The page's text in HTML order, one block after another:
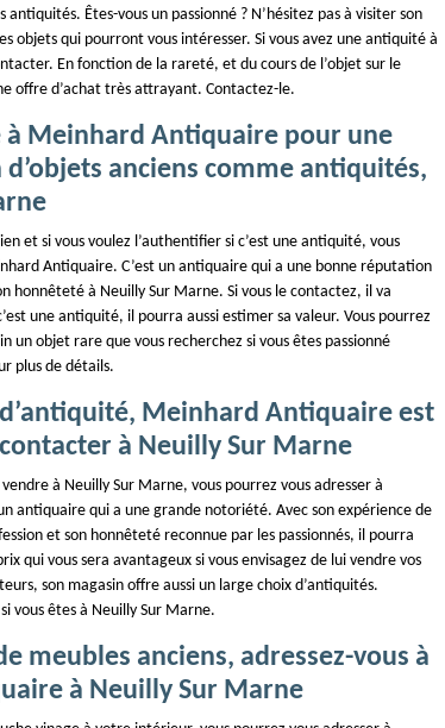
antiquités. Êtes-vous un passionné ? N’hésitez pas à visiter son
objets qui pourront vous intéresser. Si vous avez une antiquité à
En fonction de la rareté, et du cours de l’objet sur le
offre d’achat très attrayant. Contactez-le.
à Meinhard Antiquaire pour une
anciens comme antiquités,
et si vous voulez l’authentifier si c’est une antiquité, vous
Antiquaire. C’est un antiquaire qui a une bonne réputation
honnêteté à Neuilly Sur Marne. Si vous le contactez, il va
une antiquité, il pourra aussi estimer sa valeur. Vous pourrez
un objet rare que vous recherchez si vous êtes passionné
plus de détails.
Meinhard Antiquaire est
à Neuilly Sur Marne
à Neuilly Sur Marne, vous pourrez vous adresser à
antiquaire qui a une grande notoriété. Avec son expérience de
et son honnêteté reconnue par les passionnés, il pourra
qui vous sera avantageux si vous envisagez de lui vendre vos
son magasin offre aussi un large choix d’antiquités.
vous êtes à Neuilly Sur Marne.
meubles anciens, adressez-vous à
à Neuilly Sur Marne